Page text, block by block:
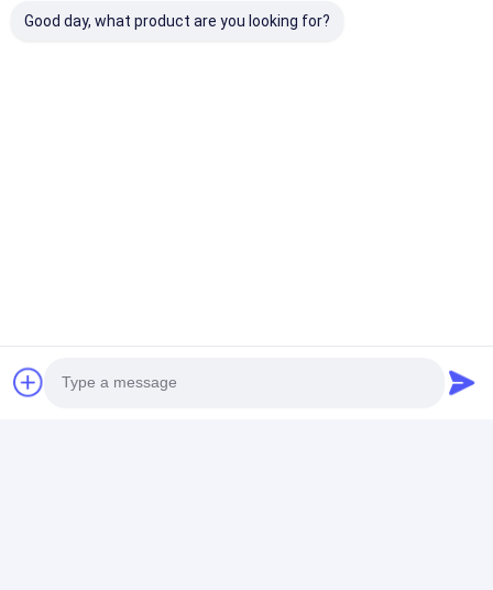
Le Chat
Type
A/B/C/D/DC/DP/E/F
précision
JIS a perdu le
Good day, what product are you looking for?